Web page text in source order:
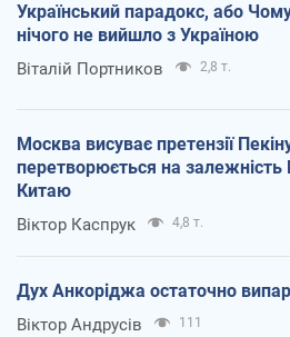
Український парадокс, або
нічого не вийшло з Україною
Віталій Портников 2,8 т.
Москва висуває претензії
перетворюється на залежність
Китаю
Віктор Каспрук 4,8 т.
Дух Анкоріджа остаточно
Віктор Андрусів 111